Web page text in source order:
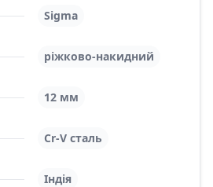
Sigma
ріжково-накидний
12 мм
Cr-V сталь
Індія